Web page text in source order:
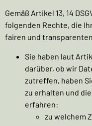
Gemäß Artikel 13, 14
folgenden Rechte, die
fairen und
Sie haben laut
darüber, ob wir
zutreffen, haben
zu erhalten und
erfahren:
zu welchem